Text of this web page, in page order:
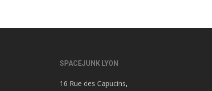
SPACEJUNK LYON
16 Rue des Capucins,